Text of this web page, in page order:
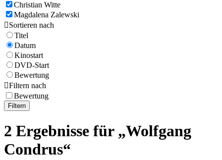
Christian Witte
Magdalena Zalewski
Sortieren nach
Titel
Datum
Kinostart
DVD-Start
Bewertung
Filtern nach
Bewertung
Filtern
2 Ergebnisse für „Wolfgang
Condrus“